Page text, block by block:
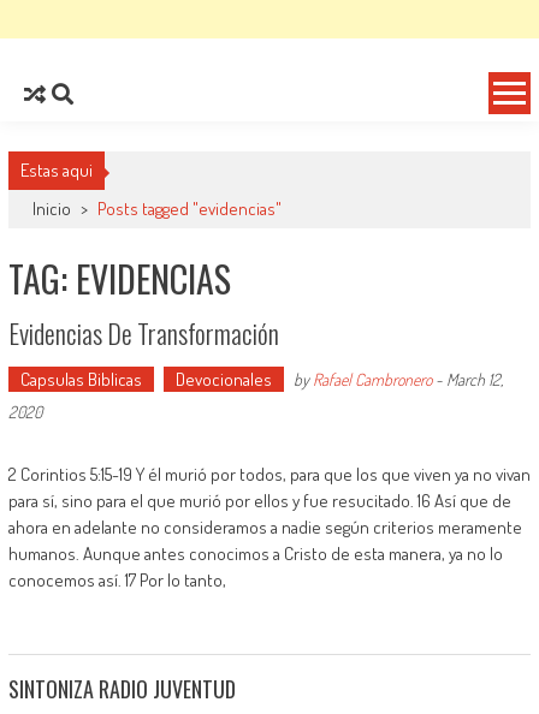
Estas aqui
Inicio > Posts tagged "evidencias"
TAG: EVIDENCIAS
Evidencias De Transformación
Capsulas Biblicas Devocionales byRafael Cambronero- March 12,
2020
2 Corintios 5:15-19 Y él murió por todos, para que los que viven ya no vivan
para sí, sino para el que murió por ellos y fue resucitado. 16 Así que de
ahora en adelante no consideramos a nadie según criterios meramente
humanos. Aunque antes conocimos a Cristo de esta manera, ya no lo
conocemos así. 17 Por lo tanto,
SINTONIZA RADIO JUVENTUD